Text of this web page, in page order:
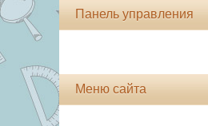
Панель управления
Меню сайта